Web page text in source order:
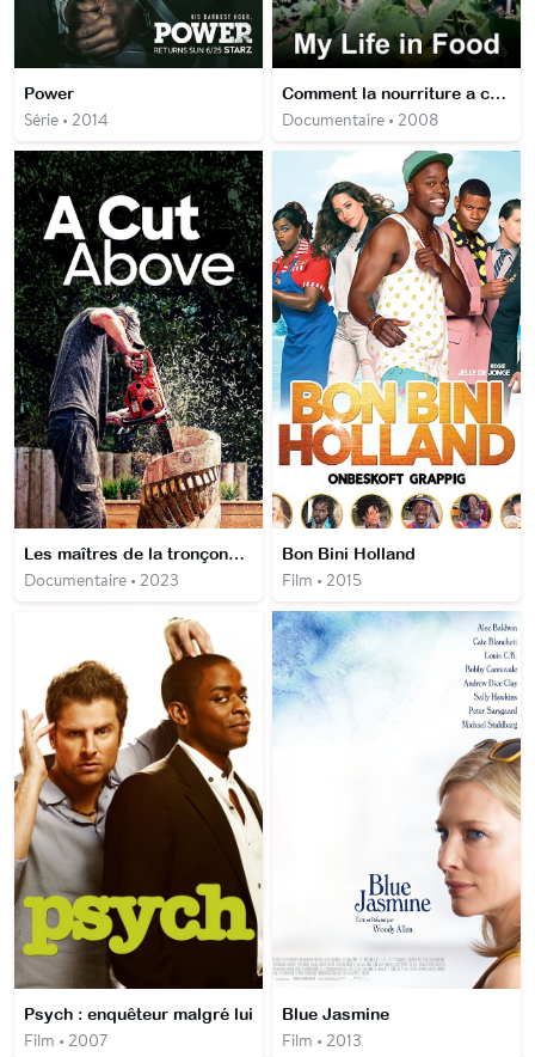
Power
Série • 2014
Comment la nourriture a changé ma vie
Documentaire • 2008
Les maîtres de la tronçonneuse
Documentaire • 2023
Bon Bini Holland
Film • 2015
Psych : enquêteur malgré lui
Film • 2007
Blue Jasmine
Film • 2013